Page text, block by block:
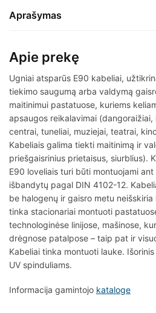
Aprašymas
Apie prekę
Ugniai atsparūs E90 kabeliai,
tiekimo saugumą arba valdymą
maitinimui pastatuose, kuriems
apsaugos reikalavimai
centrai, tuneliai, muziejai, teatrai,
Kabeliais galima tiekti maitinimą ir
priešgaisrinius prietaisus, siurblius).
E90 loveliais turi būti montuojami
išbandytų pagal DIN 4102-12.
be halogenų ir gaisro metu
tinka stacionariai montuoti
technologinėse linijose, mašinose,
drėgnose patalpose – taip pat ir
Kabeliai tinka montuoti lauke.
UV spinduliams.
Informacija gamintojo kataloge